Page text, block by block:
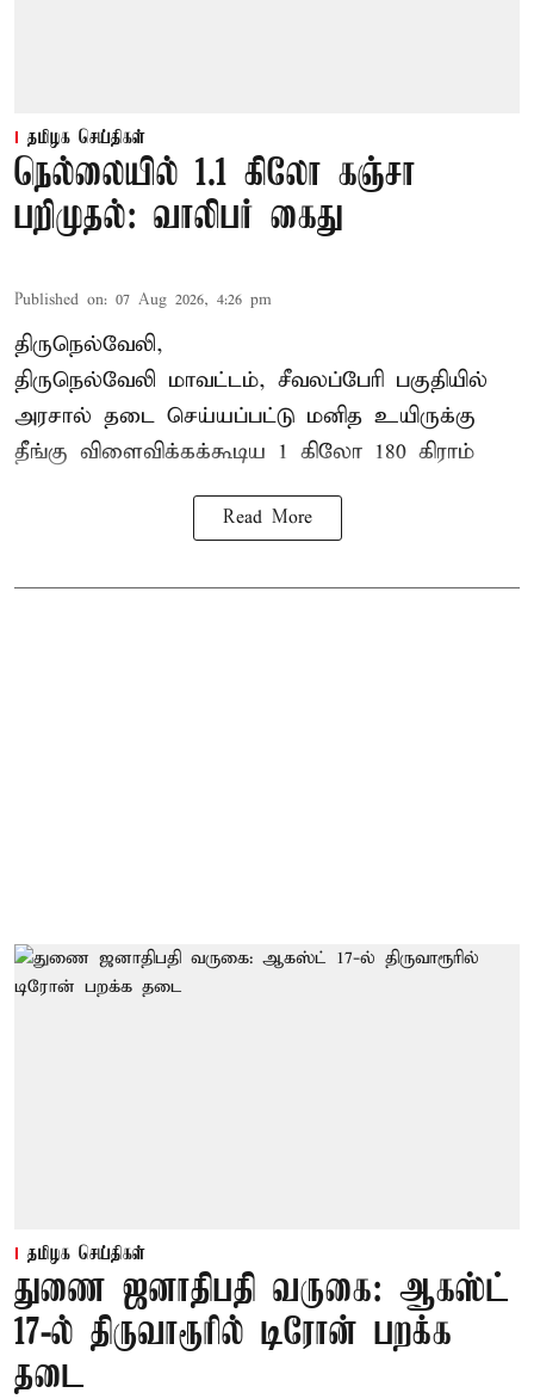
தமிழக செய்திகள்
நெல்லையில் 1.1 கிலோ கஞ்சா
பறிமுதல்: வாலிபர் கைது
Published on: 07 Aug 2026, 4:26 pm
திருநெல்வேலி,
திருநெல்வேலி மாவட்டம், சீவலப்பேரி பகுதியில்
அரசால் தடை செய்யப்பட்டு மனித உயிருக்கு
தீங்கு விளைவிக்கக்கூடிய 1 கிலோ 180 கிராம்
Read More
தமிழக செய்திகள்
துணை ஜனாதிபதி வருகை: ஆகஸ்ட்
17-ல் திருவாரூரில் டிரோன் பறக்க
தடை